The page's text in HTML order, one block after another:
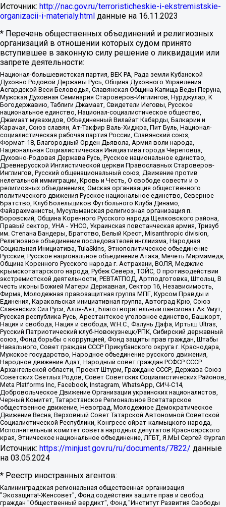
Источник: http://nac.gov.ru/terroristicheskie-i-ekstremistskie-
organizacii-i-materialy.html данные на 16.11.2023
* Перечень общественных объединений и религиозных
организаций в отношении которых судом принято
вступившее в законную силу решение о ликвидации или
запрете деятельности:
Национал-большевистская партия, ВЕК РА, Рада земли Кубанской
Духовно Родовой Державы Русь, Община Духовного Управления
Асгардской Веси Беловодья, Славянская Община Капища Веды Перуна,
Мужская Духовная Семинария Староверов-Инглингов, Нурджулар, К
Богодержавию, Таблиги Джамаат, Свидетели Иеговы, Русское
национальное единство, Национал-социалистическое общество,
Джамаат мувахидов, Объединенный Вилайат Кабарды, Балкарии и
Карачая, Союз славян, Ат-Такфир Валь-Хиджра, Пит Буль, Национал-
социалистическая рабочая партия России, Славянский союз,
Формат-18, Благородный Орден Дьявола, Армия воли народа,
Национальная Социалистическая Инициатива города Череповца,
Духовно-Родовая Держава Русь, Русское национальное единство,
Древнерусской Инглистической церкви Православных Староверов-
Инглингов, Русский общенациональный союз, Движение против
нелегальной иммиграции, Кровь и Честь, О свободе совести и о
религиозных объединениях, Омская организация общественного
политического движения Русское национальное единство, Северное
Братство, Клуб Болельщиков Футбольного Клуба Динамо,
Файзрахманисты, Мусульманская религиозная организация п.
Боровский, Община Коренного Русского народа Щелковского района,
Правый сектор, УНА - УНСО, Украинская повстанческая армия, Тризуб
им. Степана Бандеры, Братство, Белый Крест, Misanthropic division,
Религиозное объединение последователей инглиизма, Народная
Социальная Инициатива, TulaSkins, Этнополитическое объединение
Русские, Русское национальное объединение Атака, Мечеть Мирмамеда,
Община Коренного Русского народа г. Астрахани, ВОЛЯ, Меджлис
крымскотатарского народа, Рубеж Севера, ТОЙС, О противодействии
экстремистской деятельности, РЕВТАТПОД, Артподготовка, Штольц, В
честь иконы Божией Матери Державная, Сектор 16, Независимость,
Фирма, Молодежная правозащитная группа МПГ, Курсом Правды и
Единения, Каракольская инициативная группа, Автоград Крю, Союз
Славянских Сил Руси, Алля-Аят, Благотворительный пансионат Ак Умут,
Русская республика Русь, Арестантское уголовное единство, Башкорт,
Нация и свобода, Нация и свобода, W.H.С., Фалунь Дафа, Иртыш Ultras,
Русский Патриотический клуб-Новокузнецк/РПК, Сибирский державный
союз, Фонд борьбы с коррупцией, Фонд защиты прав граждан, Штабы
Навального, Совет граждан СССР Прикубанского округа г. Краснодара,
Мужское государство, Народное объединение русского движения,
Народное движение Адат, Народный совет граждан РСФСР СССР
Архангельской области, Проект Штурм, Граждане СССР, Держава Союз
Советских Светлых Родов, Совет Советских Социалистических Районов,
Meta Platforms Inc, Facebook, Instagram, WhatsApp, СИЧ-С14,
Добровольческое Движение Организации украинских националистов,
Черный Комитет, Татарстанское Региональное Всетатарское
общественное движение, Невоград, Молодежное Демократическое
Движение Весна, Верховный Совет Татарской Автономной Советской
Социалистической Республики, Конгресс ойрат-калмыцкого народа,
Исполнительный комитет совета народных депутатов Красноярского
края, Этническое национальное объединение, ЛГБТ, Я.МЫ Сергей Фургал
Источник: https://minjust.gov.ru/ru/documents/7822/ данные
на 03.05.2024
* Реестр иностранных агентов:
Калининградская региональная общественная организация "Экозащита!-Женсовет", Фонд содействия защите прав и свобод граждан "Общественный вердикт", Фонд "Институт Развития Свободы Информации", Частное учреждение "Информационное агентство МЕМО. РУ", Региональная общественная организация "Общественная комиссия по сохранению наследия академика Сахарова", Фонд поддержки свободы прессы, Санкт-Петербургская общественная правозащитная организация "Гражданский контроль", Межрегиональная общественная организация "Информационно-просветительский центр "Мемориал", Региональный Фонд "Центр Защиты Прав Средств Массовой Информации", с 05.12.2023 Фонд "Центр Защиты Прав Средств массовой информации", Региональная общественная благотворительная организация помощи беженцам и мигрантам "Гражданское содействие", Негосударственное образовательное учреждение дополнительного профессионального образования (повышение квалификации) специалистов "АКАДЕМИЯ ПО ПРАВАМ ЧЕЛОВЕКА", Свердловская региональная общественная организация "Сутяжник", Автономная некоммерческая организация "Центр независимых социологических исследований", Союз общественных объединений "Российский исследовательский центр по правам человека", Региональное общественное учреждение научно-информационный центр "МЕМОРИАЛ", Некоммерческая организация "Фонд защиты гласности", Автономная некоммерческая организация "Институт прав человека", Городская общественная организация "Екатеринбургское общество "МЕМОРИАЛ", Городская общественная организация "Рязанское историко-просветительское и правозащитное общество "Мемориал" (Рязанский Мемориал), Челябинский региональный орган общественной самодеятельности – женское общественное объединение "Женщины Евразии", Челябинский региональный орган общественной самодеятельности "Уральская правозащитная группа", Фонд содействия защите здоровья и социальной справедливости имени Андрея Рылькова, Автономная Некоммерческая Организация "Аналитический Центр Юрия Левады", Автономная некоммерческая организация социальной поддержки населения "Проект Апрель", Региональная общественная организация помощи женщинам и детям, находящимся в кризисной ситуации "Информационно-методический центр "Анна", Фонд содействия развитию массовых коммуникаций и правовому просвещению "Так-так-Так", Фонд содействия устойчивому развитию "Серебряная тайга", Свердловский региональный общественный фонд социальных проектов "Новое время", "Idel.Реалии", Кавказ.Реалии, Крым.Реалии, Телеканал Настоящее Время, Татаро-башкирская служба Радио Свобода (Azatliq Radiosi), Радио Свободная Европа/Радио Свобода (PCE/PC), "Сибирь.Реалии", "Фактограф", Благотворительный фонд помощи осужденным и их семьям, Автономная некоммерческая организация "Институт глобализации и социальных движений", Фонд "В защиту прав заключенных", Частное учреждение "Центр поддержки и содействия развитию средств массовой информации", Пензенский региональный общественный благотворительный фонд "Гражданский союз", "Север.Реалии", Некоммерческая организация Фонд "Правовая инициатива", Общество с ограниченной ответственностью "Радио Свободная Европа/Радио Свобода", Чешское информационное агентство "MEDIUM-ORIENT", Красноярская региональная общественная организация "Мы против СПИДа", Камалягин Денис Николаевич, Маркелов Сергей Евгеньевич, Пономарев Лев Александрович, Савицкая Людмила Алексеевна, Автономная некоммерческая организация "Центр по работе с проблемой насилия "НАСИЛИЮ.НЕТ", Межрегиональный профессиональный союз работников здравоохранения "Альянс врачей", Юридическое лицо, зарегистрированное в Латвийской Республике, SIA "Medusa Project" (регистрационный номер 40103797863, дата регистрации 10.06.2014), Некоммерческая организация "Фонд по борьбе с коррупцией", Автономная некоммерческая организация "Институт права и публичной политики", Баданин Роман Сергеевич, Гликин Максим Александрович, Железнова Мария Михайловна, Лукьянова Юлия Сергеевна, Маетная Елизавета Витальевна, Маняхин Петр Борисович, Чуракова Ольга Владимировна, Ярош Юлия Петровна, Юридическое лицо "The Insider SIA", зарегистрированное в Риге, Латвийская Республика (дата регистрации 26.06.2015), являющееся администратором доменного имени интернет-издания "The Insider SIA", https://theins.ru, Постернак Алексей Евгеньевич, Рубин Михаил Аркадьевич, Анин Роман Александрович, Юридическое лицо Istories fonds, зарегистрированное в Латвийской Республике (регистрационный номер 50008295751, дата регистрации 24.02.2020), Великовский Дмитрий Александрович, Долинина Ирина Николаевна, Мароховская Алеся Алексеевна, Шлейнов Роман Юрьевич, Шмагун Олеся Валентиновна, Общество с ограниченной ответственностью "Альтаир 2021", Общество с ограниченной ответственностью "Вега 2021", Общество с ограниченной ответственностью "Главный редактор 2021", Общество с ограниченной ответственностью "Ромашки монолит", Важенков Артем Валерьевич, Ивановская областная общественная организация "Центр гендерных исследований", Гурман Юрий Альбертович, Медиапроект "ОВД-Инфо", Егоров Владимир Владимирович, Жилинский Владимир Александрович, Общество с ограниченной ответственностью "ЗП", Иванова София Юрьевна, Карезина Инна Павловна, Кильтау Екатерина Викторовна, Петров Алексей Викторович, Пискунов Сергей Евгеньевич, Смирнов Сергей Сергеевич, Тихонов Михаил Сергеевич, Общество с ограниченной ответственностью "ЖУРНАЛИСТ-ИНОСТРАННЫЙ АГЕНТ", Арапова Галина Юрьевна, Вольтская Татьяна Анатольевна, Американская компания "Mason G.E.S. Anonymous Foundation" (США), являющаяся владельцем интернет-издания https://mnews.world/, Компания "Stichting Bellingcat", зарегистрированная в Нидерландах (дата регистрации 11.07.2018), Захаров Андрей Вячеславович, Клепиковская Екатерина Дмитриевна, Общество с ограниченной ответственностью "МЕМО", Перл Роман Александрович, Симонов Евгений Алексеевич, Соловьева Елена Анатольевна, Сотников Даниил Владимирович, Сурначева Елизавета Дмитриевна, Автономная некоммерческая организация по защите прав человека и информированию населения "Якутия – Наше Мнение", Общество с ограниченной ответственностью "Москоу диджитал медиа", с 26.01.2023 Общество с ограниченной ответственностью "Чайка Белые сады", Ветошкина Валерия Валерьевна, Заговора Максим Александрович, Межрегиональное общественное движение "Российская ЛГБТ - сеть", Оленичев Максим Владимирович, Павлов Иван Юрьевич, Скворцова Елена Сергеевна, Общество с ограниченной ответственностью "Как бы инагент", Кочетков Игорь Викторович, Общество с ограниченной ответственностью "Честные выборы", Еланчик Олег Александрович, Общество с ограниченной ответственностью "Нобелевский призыв", Гималова Регина Эмилевна, Григорьев Андрей Валерьевич, Григорьева Алина Александровна, Ассоциация по содействию защите прав призывников, альтернативнослужащих и военнослужащих "Правозащитная группа "Гражданин.Армия.Право", Хисамова Регина Фаритовна, Автономная некоммерческая организация по реализации социально-правовых программ "Лилит", Дальневосточное общественное движение "Маяк", Санкт-Петербургская ЛГБТ-инициативная группа "Выход", Инициативная группа ЛГБТ+ "Реверс", Алексеев Андрей Викторович, Бекбулатова Таисия Львовна, Беляев Иван Михайлович, Владыкина Елена Сергеевна, Гельман Марат Александрович, Никульшина Вероника Юрьевна, Толоконникова Надежда Андреевна, Шендерович Виктор Анатольевич, Общество с ограниченной ответственностью "Данное сообщение", Общество с ограниченной ответственностью Издательский дом "Новая глава", Айнбиндер Александра Александровна, Московский комьюнити-центр для ЛГБТ+инициатив, Благотворительный фонд развития филантропии, Deutsche Welle (Германия, Kurt-Schumacher-Strasse 3, 53113 Bonn), Борзунова Мария Михайловна, Воробьев Виктор Викторович, Голубева Анна Львовна, Константинова Алла Михайловна, Малкова Ирина Владимировна, Мурадов Мурад Абдулгалимович, Осетинская Елизавета Николаевна, Понасенков Евгений Николаевич, Ганапольский Матвей Юрьевич, Киселев Евгений Алексеевич, Борухович Ирина Григорьевна, Дремин Иван Тимофеевич, Дубровский Дмитрий Викторович, Красноярская региональная общественная организация поддержки и развития альтернативных образовательных технологий и межкультурных коммуникаций "ИНТЕРРА", Маяковская Екатерина Алексеевна, Фейгин Марк Захарович, Филимонов Андрей Викторович, Дзугкоева Регина Николаевна, Доброхотов Роман Александрович, Дудь Юрий Александрович, Елкин Сергей Владимирович, Кругликов Кирилл Игоревич, Сабунаева Мария Леонидовна, Семенов Алексей Владимирович, Шаинян Карен Багратович, Шульман Екатерина Михайловна, Асафьев Артур Валерьевич, Вахштайн Виктор Семенович, Венедиктов Алексей Алексеевич, Лушникова Екатерина Евгеньевна, Волков Леонид Михайлович, Невзоров Александр Глебович, Пархоменко Сергей Борисович, Сироткин Ярослав Николаевич, Кара-Мурза Владимир Владимирович, Баранова Наталья Владимировна, Гозман Леонид Яковлевич, Кагарлицкий Борис Юльевич, Климарев Михаил Валерьевич, Милов Владимир Станиславович, Автономная некоммерческая организация Краснодарский центр современного искусства "Типография", Моргенштерн Алишер Тагирович, Соболь Любовь Эдуардовна, Общество с ограниченной ответственностью "ЛИЗА НОРМ", Каспаров Гарри Кимович, Ходорковский Михаил Борисович, Общество с ограниченной ответственностью "Апрельские тезисы", Данилович Ирина Брониславовна, Кашин Олег Владимирович, Петров Николай Владимирович, Пивоваров Алексей Владимирович, Соколов Михаил Владимирович, Цветкова Юлия Владимировна, Чичваркин Евгений Александрович, Комитет против пыток/Команда против пыток, Общество с ограниченной ответственностью "Первый научный", Общество с ограниченной ответственностью "Вертолет и ко", Белоцерковская Вероника Борисовна, Кац Максим Евгеньевич, Лазарева Татьяна Юрьевна, Шаведдинов Руслан Табризович, Яшин Илья Валерьевич, Общество с ограниченной ответственностью "Иноагент ААВ", Алешковский Дмитрий Петрович, Альбац Евгения Марковна, Быков Дмитрий Львович, Галямина Юлия Евгеньевна, Лойко Сергей Леонидович, Мартынов Кирилл Константинович, Медведев Сергей Александрович, Крашенинников Федор Геннадиевич, Гордеева Катерина Вл